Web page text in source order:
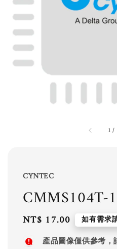
1 /
CYNTEC
CMMS104T-
Regular
price
NT$ 17.00 如有需求
產品圖像僅供參考